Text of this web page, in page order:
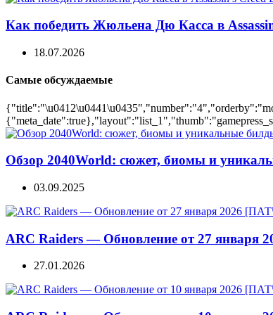
Как победить Жюльена Дю Касса в
18.07.2026
Самые обсуждаемые
Обзор 2040World: сюжет, биомы и
03.09.2025
ARC Raiders — Обновление от 27 января
27.01.2026